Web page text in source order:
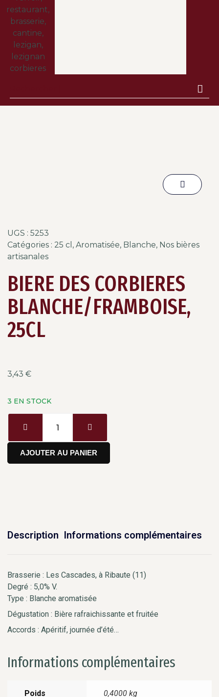
UGS : 5253
Catégories : 25 cl , Aromatisée, Blanche, Nos bières
artisanales
BIERE DES CORBIERES
BLANCHE/FRAMBOISE,
25CL
3,43 €
3 EN STOCK
AJOUTER AU PANIER
Description Informations complémentaires
Brasserie : Les Cascades, à Ribaute (11)
Degré : 5,0% V.
Type : Blanche aromatisée
Dégustation : Bière rafraichissante et fruitée
Accords : Apéritif, journée d’été…
Informations complémentaires
Poids 0,4000 kg